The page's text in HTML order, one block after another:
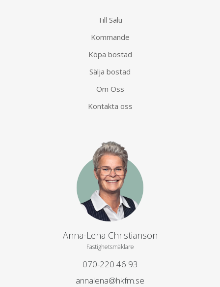
Till Salu
Kommande
Köpa bostad
Sälja bostad
Om Oss
Kontakta oss
Anna-Lena Christianson
Fastighetsmäklare
070-220 46 93
annalena@hkfm.se